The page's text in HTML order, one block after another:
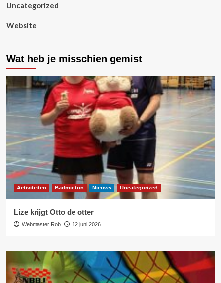
Uncategorized
Website
Wat heb je misschien gemist
Activiteiten Badminton Nieuws Uncategorized
Lize krijgt Otto de otter
Webmaster Rob 12 juni 2026